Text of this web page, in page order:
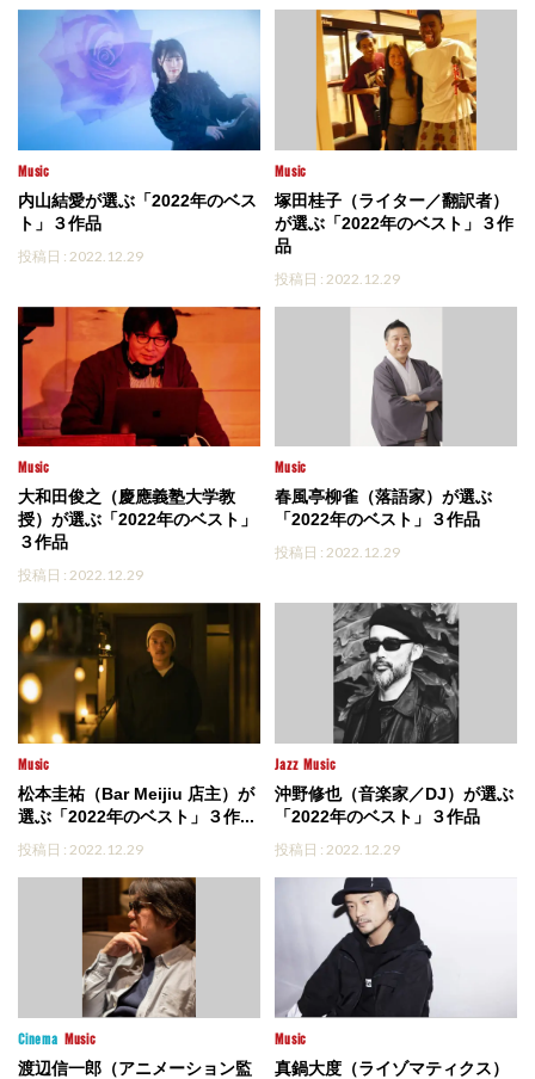
Music
内山結愛が選ぶ「2022年のベス
ト」３作品
投稿日 : 2022.12.29
Music
塚田桂子（ライター／翻訳者）
が選ぶ「2022年のベスト」３作
品
投稿日 : 2022.12.29
Music
大和田俊之（慶應義塾大学教
授）が選ぶ「2022年のベスト」
３作品
投稿日 : 2022.12.29
Music
春風亭柳雀（落語家）が選ぶ
「2022年のベスト」３作品
投稿日 : 2022.12.29
Music
松本圭祐（Bar Meijiu 店主）が
選ぶ「2022年のベスト」３作...
投稿日 : 2022.12.29
Jazz Music
沖野修也（音楽家／DJ）が選ぶ
「2022年のベスト」３作品
投稿日 : 2022.12.29
Cinema Music
渡辺信一郎（アニメーション監
Music
真鍋大度（ライゾマティクス）